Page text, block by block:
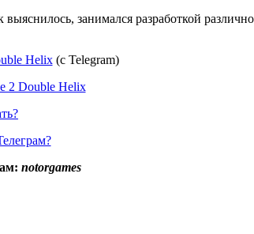
занимался разработкой
Helix(с Telegram)
2 Double Helix
notorgames